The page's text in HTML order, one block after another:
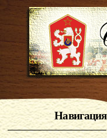
Навигация